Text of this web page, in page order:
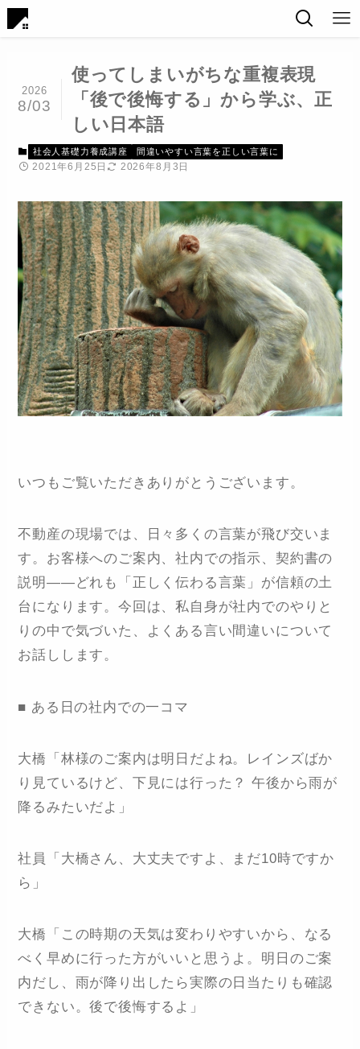
使ってしまいがちな重複表現
「後で後悔する」から学ぶ、正
しい日本語
2026
8/03
社会人基礎力養成講座 間違いやすい言葉を正しい言葉に
2021年6月25日 2026年8月3日
いつもご覧いただきありがとうございます。
不動産の現場では、日々多くの言葉が飛び交いま
す。お客様へのご案内、社内での指示、契約書の
説明――どれも「正しく伝わる言葉」が信頼の土
台になります。今回は、私自身が社内でのやりと
りの中で気づいた、よくある言い間違いについて
お話しします。
■ ある日の社内での一コマ
大橋「林様のご案内は明日だよね。レインズばか
り見ているけど、下見には行った？ 午後から雨が
降るみたいだよ」
社員「大橋さん、大丈夫ですよ、まだ10時ですか
ら」
大橋「この時期の天気は変わりやすいから、なる
べく早めに行った方がいいと思うよ。明日のご案
内だし、雨が降り出したら実際の日当たりも確認
できない。後で後悔するよ」